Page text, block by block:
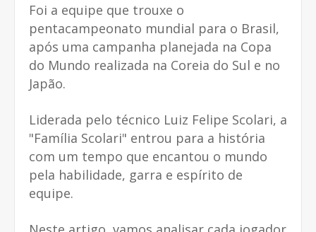
Foi a equipe que trouxe o
pentacampeonato mundial para o Brasil,
após uma campanha planejada na Copa
do Mundo realizada na Coreia do Sul e no
Japão.
Liderada pelo técnico Luiz Felipe Scolari, a
"Família Scolari" entrou para a história
com um tempo que encantou o mundo
pela habilidade, garra e espírito de
equipe.